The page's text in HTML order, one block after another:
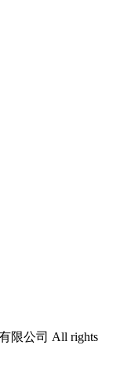
限公司 All rights